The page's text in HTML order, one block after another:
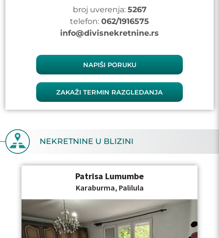
broj uverenja: 5267
telefon: 062/1916575
info@divisnekretnine.rs
NAPIŠI PORUKU
ZAKAŽI TERMIN RAZGLEDANJA
NEKRETNINE U BLIZINI
Patrisa Lumumbe
Karaburma, Palilula